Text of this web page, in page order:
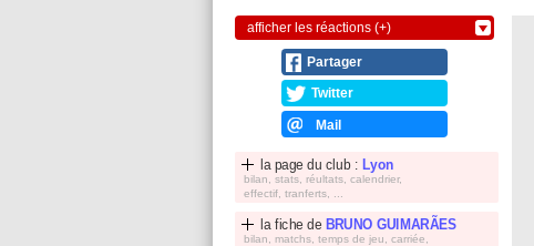
afficher les réactions (+)
Partager
Twitter
Mail
la page du club : Lyon
bilan, stats, réultats, calendrier,
effectif, tranferts, ...
la fiche de BRUNO GUIMARÃES
bilan, matchs, temps de jeu, carriée,